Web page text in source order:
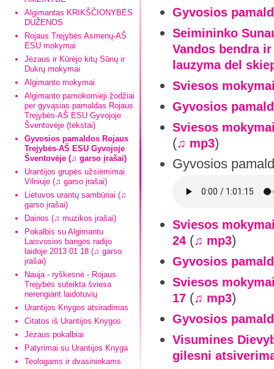
Algimantas KRIKŠČIONYBĖS
DUŽENOS
Rojaus Trejybės Asmenų-AŠ
ESU mokymai
Jėzaus ir Kūrėjo kitų Sūnų ir
Dukrų mokymai
Algimanto mokymai
Algimanto pamokomieji žodžiai
per gyvąsias pamaldas Rojaus
Trejybės-AŠ ESU Gyvojoje
Šventovėje (tekstai)
Gyvosios pamaldos Rojaus
Trejybės-AŠ ESU Gyvojoje
Šventovėje (♫ garso įrašai)
Urantijos grupės užsiėmimai
Vilniuje (♫ garso įrašai)
Lietuvos urantų sambūriai (♫
garso įrašai)
Dainos (♫ muzikos įrašai)
Pokalbis su Algimantu
Laisvosios bangos radijo
laidoje 2013 01 18 (♫ garso
įrašai)
Nauja - ryškesnė - Rojaus
Trejybės suteikta šviesa
nerengiant laidotuvių
Urantijos Knygos atsiradimas
Citatos iš Urantijos Knygos
Jėzaus pokalbiai
Patyrimai su Urantijos Knyga
Teologams ir dvasininkams
Gyvosios
Seimininko
Vandos bendra
lauzyma del
Sviesos
Gyvosios
Sviesos
(♫ mp3)
Gyvosios
Sviesos
24 (♫ mp3)
Gyvosios
Sviesos
17 (♫ mp3)
Gyvosios
Visumines
gilesni